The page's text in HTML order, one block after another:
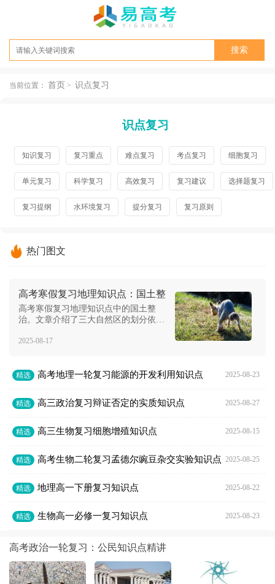
当前位置： 首页 > 识点复习
识点复习
知识复习 复习重点 难点复习 考点复习 细胞复习
单元复习 科学复习 高效复习 复习建议 选择题复习
复习提纲 水环境复习 提分复习 复习原则
热门图文
高考寒假复习地理知识点：国土整
治
高考寒假复习地理知识点中的国土整
治。文章介绍了三大自然区的划分依据
济差异。同时，文章还阐述了国土整治
术、地理信息系统和全球定位系统在地
2025-08-17
精选 2025-08-23
高考地理一轮复习能源的开发利用知识点
精选 2025-08-27
高三政治复习辩证否定的实质知识点
精选 2025-08-15
高三生物复习细胞增殖知识点
精选 2025-08-25
高考生物二轮复习孟德尔豌豆杂交实验知识点
精选 2025-08-22
地理高一下册复习知识点
精选 2025-08-23
生物高一必修一复习知识点
高考政治一轮复习：公民知识点精讲